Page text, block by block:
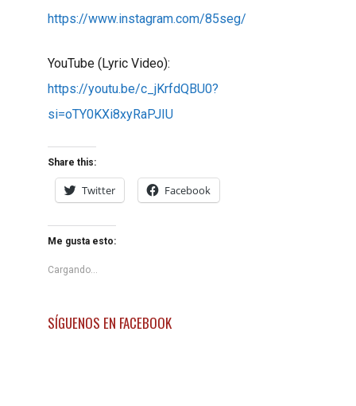
https://www.instagram.com/85seg/
YouTube (Lyric Video):
https://youtu.be/c_jKrfdQBU0?
si=oTY0KXi8xyRaPJIU
Share this:
Twitter Facebook
Me gusta esto:
Cargando...
SÍGUENOS EN FACEBOOK